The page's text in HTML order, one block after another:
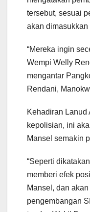
tersebut, sesuai
akan dimasukkan
“Mereka ingin
Wempi Welly
mengantar
Rendani,
Kehadiran Lanud
kepolisian, ini
Mansel semakin
“Seperti
memberi efek
Mansel, dan
pengembangan